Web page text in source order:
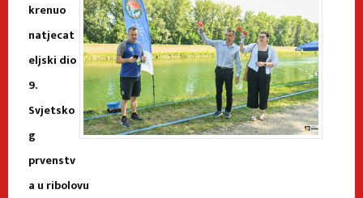
krenuo
natjecat
eljski dio
9.
Svjetsko
g
prvenstv
a u ribolovu